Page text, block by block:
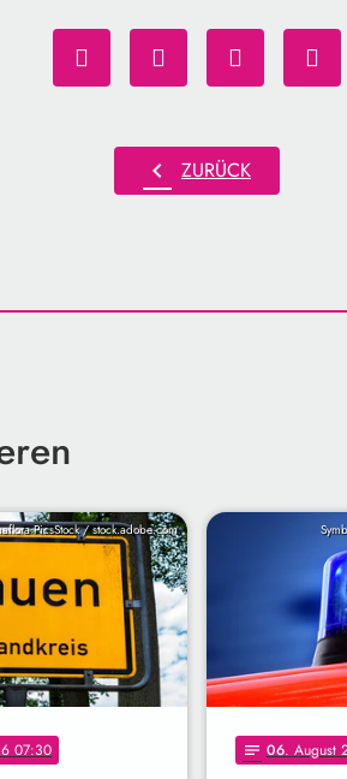
chevron_left ZURÜCK
PicsStock / stock.adobe.com
07:30 notes 06. August